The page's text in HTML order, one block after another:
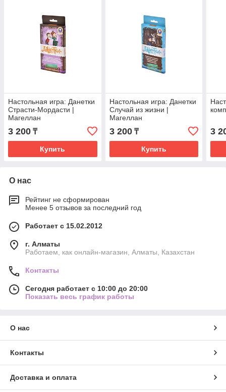
Настольная игра: Данетки
Страсти-Мордасти |
Магеллан
3 200 ₸
Купить
Настольная игра: Данетки
Случай из жизни |
Магеллан
3 200₸
Купить
3
О нас
Рейтинг не сформирован
Менее 5 отзывов за последний год
Работает с 15.02.2012
г. Алматы
Работаем, как онлайн-магазин, Алматы, Казахстан
Контакты
Сегодня работает с 10:00 до 20:00
Показать весь график работы
О нас
Контакты
Доставка и оплата